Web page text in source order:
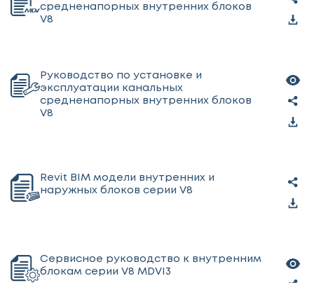
средненапорных внутренних блоков
V8
Руководство по установке и
эксплуатации канальных
средненапорных внутренних блоков
V8
Revit BIM модели внутренних и
наружных блоков серии V8
Сервисное руководство к внутренним
блокам серии V8 MDVI3